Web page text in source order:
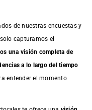
de nuestras encuestasy
capturamos el
una visión completa de
a lo largo del tiempo
entender el momento